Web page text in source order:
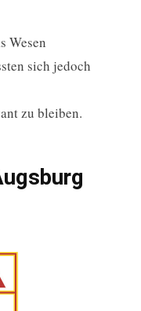
Wesen
sich jedoch
zu bleiben.